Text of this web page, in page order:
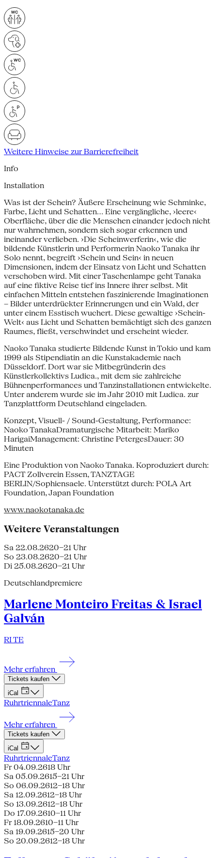
Weitere Hinweise zur Barrierefreiheit
Info
Installation
Was ist der Schein? Äußere Erscheinung wie Schminke,
Farbe, Licht und Schatten... Eine vergängliche, ›leere‹
Oberfläche, über die die Menschen einander jedoch nicht
nur wahrnehmen, sondern sich sogar erkennen und
ineinander verlieben. ›Die Scheinwerferin‹, wie die
bildende Künstlerin und Performerin Naoko Tanaka ihr
Solo nennt, begreift ›Schein und Sein‹ in neuen
Dimensionen, indem der Einsatz von Licht und Schatten
verschoben wird. Mit einer Taschenlampe geht Tanaka
auf eine fiktive Reise tief ins Innere ihrer selbst. Mit
einfachen Mitteln entstehen faszinierende Imaginationen
– Bilder unterdrückter Erinnerungen und ein Wald, der
unter einem Esstisch wuchert. Diese gewaltige ›Schein-
Welt‹ aus Licht und Schatten bemächtigt sich des ganzen
Raumes, fließt, verschwindet und erscheint wieder.
Naoko Tanaka studierte Bildende Kunst in Tokio und kam
1999 als Stipendiatin an die Kunstakademie nach
Düsseldorf. Dort war sie Mitbegründerin des
Künstlerkollektivs Ludica., mit dem sie zahlreiche
Bühnenperformances und Tanzinstallationen entwickelte.
Unter anderem wurde sie im Jahr 2010 mit Ludica. zur
Tanzplattform Deutschland eingeladen.
Konzept, Visuell- / Sound-Gestaltung, Performance:
Naoko TanakaDramaturgische Mitarbeit: Mariko
HarigaiManagement: Christine PetergesDauer: 30
Minuten
Eine Produktion von Naoko Tanaka. Koproduziert durch:
PACT Zollverein Essen, TANZTAGE
BERLIN/Sophiensaele. Unterstützt durch: POLA Art
Foundation, Japan Foundation
www.naokotanaka.de
Weitere Veranstaltungen
Sa 22.08.2620–21 Uhr
So 23.08.2620–21 Uhr
Di 25.08.2620–21 Uhr
Deutschlandpremiere
Marlene Monteiro Freitas & Israel
Galván
RI TE
Mehr erfahren
Tickets kaufen
iCal
RuhrtriennaleTanz
Mehr erfahren
Tickets kaufen
iCal
RuhrtriennaleTanz
Fr 04.09.2618 Uhr
Sa 05.09.2615–21 Uhr
So 06.09.2612–18 Uhr
Sa 12.09.2612–18 Uhr
So 13.09.2612–18 Uhr
Do 17.09.2610–11 Uhr
Fr 18.09.2610–11 Uhr
Sa 19.09.2615–20 Uhr
So 20.09.2612–18 Uhr